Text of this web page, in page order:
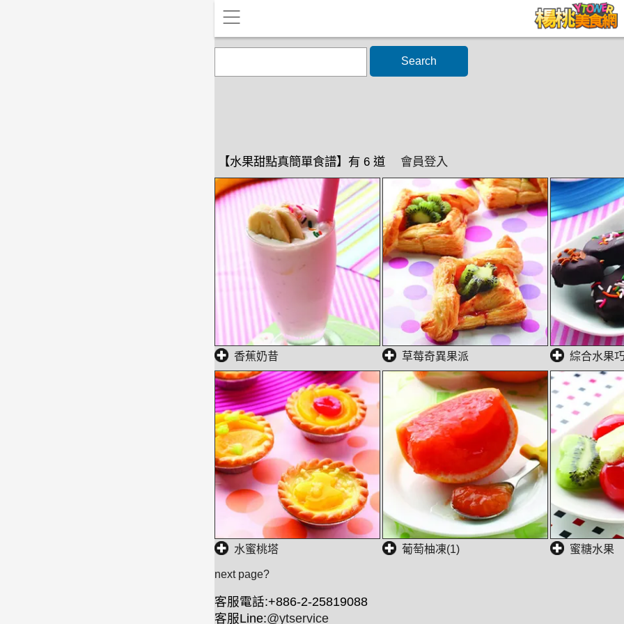
Search
【水果甜點真簡單食譜】有 6 道 會員登入
香蕉奶昔 草莓奇異果派 綜合水果
水蜜桃塔 葡萄柚凍(1) 蜜糖水果
next page?
客服電話:+886-2-25819088
客服Line:@ytservice